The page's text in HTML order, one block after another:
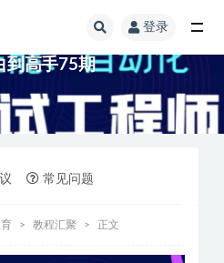
登录
到高手75期
常见问题
教程汇聚 正文